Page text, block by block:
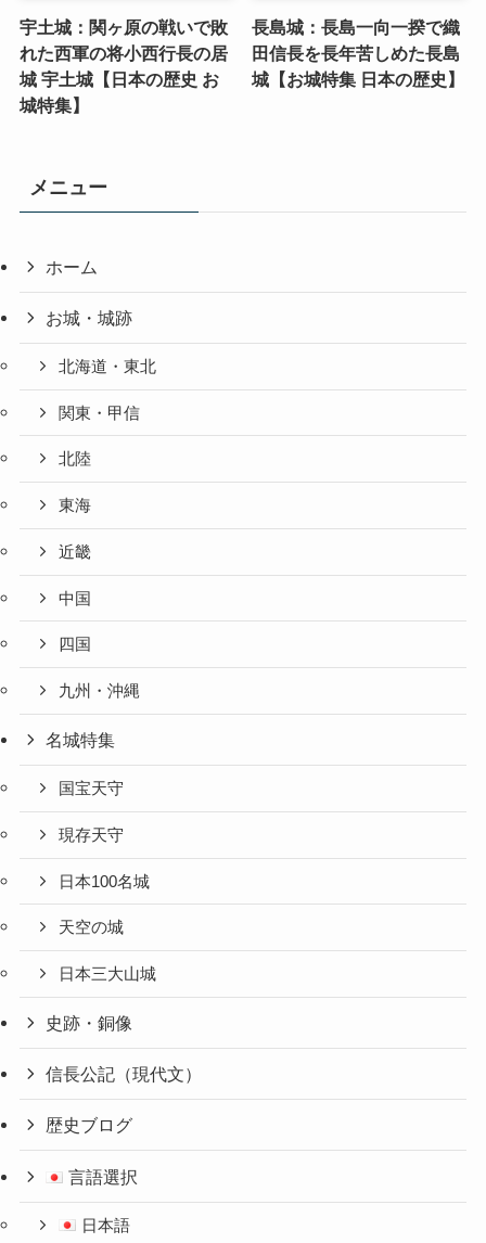
宇土城：関ヶ原の戦いで敗
れた西軍の将小西行長の居
城 宇土城【日本の歴史 お
城特集】
長島城：長島一向一揆で織
田信長を長年苦しめた長島
城【お城特集 日本の歴史】
メニュー
ホーム
お城・城跡
北海道・東北
関東・甲信
北陸
東海
近畿
中国
四国
九州・沖縄
名城特集
国宝天守
現存天守
日本100名城
天空の城
日本三大山城
史跡・銅像
信長公記（現代文）
歴史ブログ
言語選択
日本語